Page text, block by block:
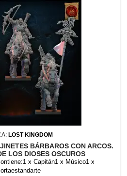
LOST KINGDOM
BÁRBAROS CON ARCOS.
LOS DIOSES OSCUROS
x Capitán1 x Músico1 x